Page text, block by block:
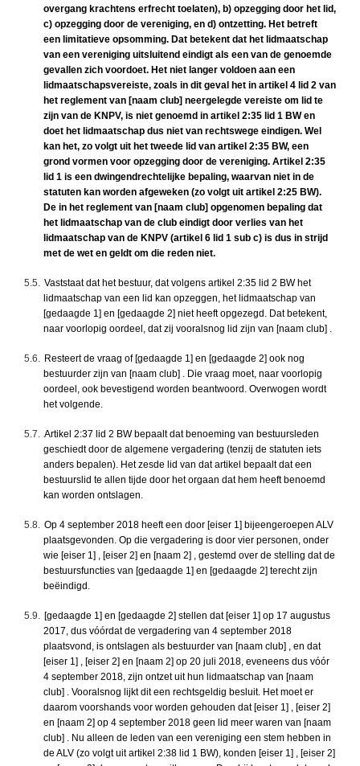
overgang krachtens erfrecht toelaten), b) opzegging door het lid,
c) opzegging door de vereniging, en d) ontzetting. Het betreft
een limitatieve opsomming. Dat betekent dat het lidmaatschap
van een vereniging uitsluitend eindigt als een van de genoemde
gevallen zich voordoet. Het niet langer voldoen aan een
lidmaatschapsvereiste, zoals in dit geval het in artikel 4 lid 2 van
het reglement van [naam club] neergelegde vereiste om lid te
zijn van de KNPV, is niet genoemd in artikel 2:35 lid 1 BW en
doet het lidmaatschap dus niet van rechtswege eindigen. Wel
kan het, zo volgt uit het tweede lid van artikel 2:35 BW, een
grond vormen voor opzegging door de vereniging. Artikel 2:35
lid 1 is een dwingendrechtelijke bepaling, waarvan niet in de
statuten kan worden afgeweken (zo volgt uit artikel 2:25 BW).
De in het reglement van [naam club] opgenomen bepaling dat
het lidmaatschap van de club eindigt door verlies van het
lidmaatschap van de KNPV (artikel 6 lid 1 sub c) is dus in strijd
met de wet en geldt om die reden niet.
5.5.
Vaststaat dat het bestuur, dat volgens artikel 2:35 lid 2 BW het
lidmaatschap van een lid kan opzeggen, het lidmaatschap van
[gedaagde 1] en [gedaagde 2] niet heeft opgezegd. Dat betekent,
naar voorlopig oordeel, dat zij vooralsnog lid zijn van [naam club] .
5.6.
Resteert de vraag of [gedaagde 1] en [gedaagde 2] ook nog
bestuurder zijn van [naam club] . Die vraag moet, naar voorlopig
oordeel, ook bevestigend worden beantwoord. Overwogen wordt
het volgende.
5.7.
Artikel 2:37 lid 2 BW bepaalt dat benoeming van bestuursleden
geschiedt door de algemene vergadering (tenzij de statuten iets
anders bepalen). Het zesde lid van dat artikel bepaalt dat een
bestuurslid te allen tijde door het orgaan dat hem heeft benoemd
kan worden ontslagen.
5.8. Op 4 september 2018 heeft een door [eiser 1] bijeengeroepen ALV
plaatsgevonden. Op die vergadering is door vier personen, onder
wie [eiser 1] , [eiser 2] en [naam 2] , gestemd over de stelling dat de
bestuursfuncties van [gedaagde 1] en [gedaagde 2] terecht zijn
beëindigd.
5.9.
[gedaagde 1] en [gedaagde 2] stellen dat [eiser 1] op 17 augustus
2017, dus vóórdat de vergadering van 4 september 2018
plaatsvond, is ontslagen als bestuurder van [naam club] , en dat
[eiser 1] , [eiser 2] en [naam 2] op 20 juli 2018, eveneens dus vóór
4 september 2018, zijn ontzet uit hun lidmaatschap van [naam
club] . Vooralsnog lijkt dit een rechtsgeldig besluit. Het moet er
daarom voorshands voor worden gehouden dat [eiser 1] , [eiser 2]
en [naam 2] op 4 september 2018 geen lid meer waren van [naam
club] . Nu alleen de leden van een vereniging een stem hebben in
de ALV (zo volgt uit artikel 2:38 lid 1 BW), konden [eiser 1] , [eiser 2]